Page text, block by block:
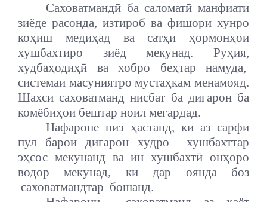
Саховатмандӣ ба саломатӣ манфиати
зиёде расонда, изтироб ва фишори хунро
коҳиш медиҳад ва сатҳи ҳормонҳои
хушбахтиро зиёд мекунад. Руҳия,
худбаҳодиҳӣ ва хобро беҳтар намуда,
системаи масуниятро мустаҳкам менамояд.
Шахси саховатманд нисбат ба дигарон ба
комёбиҳои бештар ноил мегардад.
Нафароне низ ҳастанд, ки аз сарфи
пул барои дигарон худро
хушбахттар
эҳсос мекунанд ва ин хушбахтӣ онҳоро
водор мекунад, ки дар оянда боз
саховатмандтар бошанд.